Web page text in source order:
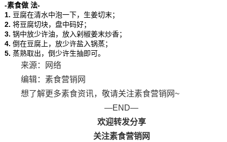
-素食做 法-
1. 豆腐在清水中泡一下，生姜切末；
2. 将豆腐切块，盘中码好；
3. 锅中放少许油，放入剁椒姜末炒香；
4. 倒在豆腐上，放少许盐入锅蒸；
5. 蒸熟取出，倒少许生抽即可。
来源：网络
编辑：素食营销网
想了解更多素食资讯，敬请关注素食营销网~
—END—
欢迎转发分享
关注素食营销网